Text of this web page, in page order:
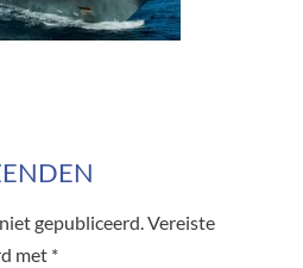
gepubliceerd.Vereiste
met *